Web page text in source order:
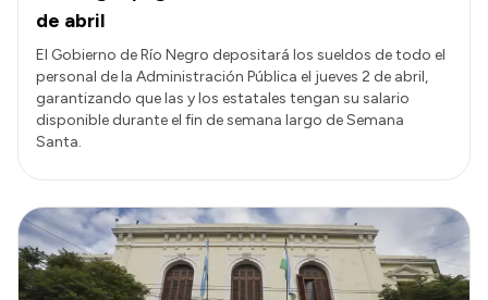
de abril
El Gobierno de Río Negro depositará los sueldos de todo el
personal de la Administración Pública el jueves 2 de abril,
garantizando que las y los estatales tengan su salario
disponible durante el fin de semana largo de Semana
Santa.